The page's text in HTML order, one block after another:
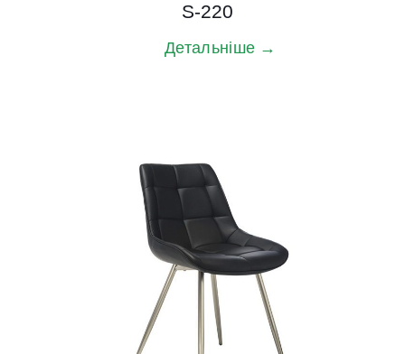
S-220
Детальніше →